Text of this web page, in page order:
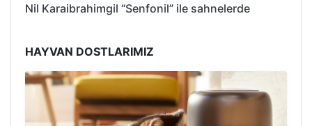
Nil Karaibrahimgil “Senfonil” ile sahnelerde
HAYVAN DOSTLARIMIZ